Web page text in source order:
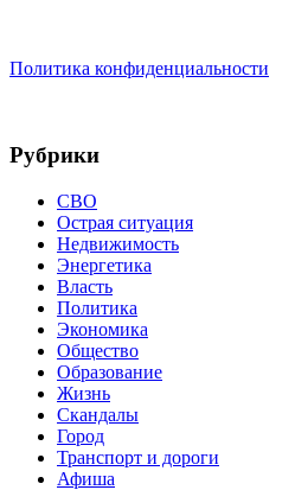
Политика конфиденциальности
Рубрики
СВО
Острая ситуация
Недвижимость
Энергетика
Власть
Политика
Экономика
Общество
Образование
Жизнь
Скандалы
Город
Транспорт и дороги
Афиша